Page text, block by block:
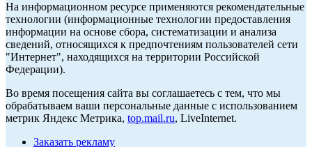
На информационном ресурсе применяются рекомендательные
технологии (информационные технологии предоставления
информации на основе сбора, систематизации и анализа
сведений, относящихся к предпочтениям пользователей сети
"Интернет", находящихся на территории Российской
Федерации).
Во время посещения сайта вы соглашаетесь с тем, что мы
обрабатываем ваши персональные данные с использованием
метрик Яндекс Метрика, top.mail.ru, LiveInternet.
Заказать рекламу